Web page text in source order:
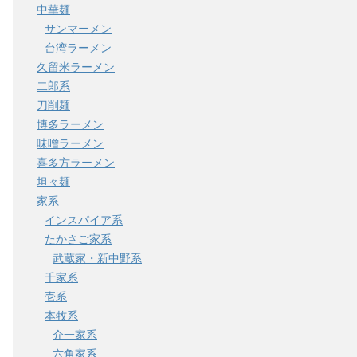
中華麺
サンマーメン
台湾ラーメン
久留米ラーメン
二郎系
刀削麺
博多ラーメン
味噌ラーメン
喜多方ラーメン
坦々麺
家系
インスパイア系
たかさご家系
武蔵家・新中野系
千家系
壱系
本牧系
介一家系
六角家系